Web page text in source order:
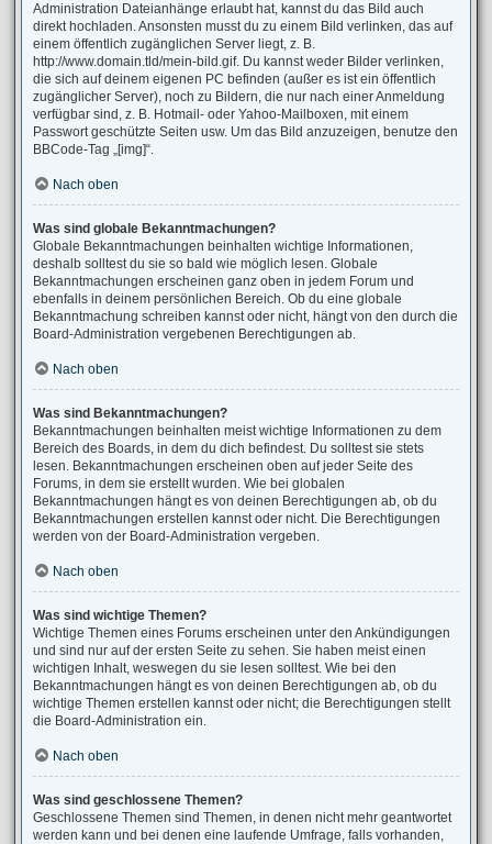
Administration Dateianhänge erlaubt hat, kannst du das Bild auch
direkt hochladen. Ansonsten musst du zu einem Bild verlinken, das auf
einem öffentlich zugänglichen Server liegt, z. B.
http://www.domain.tld/mein-bild.gif. Du kannst weder Bilder verlinken,
die sich auf deinem eigenen PC befinden (außer es ist ein öffentlich
zugänglicher Server), noch zu Bildern, die nur nach einer Anmeldung
verfügbar sind, z. B. Hotmail- oder Yahoo-Mailboxen, mit einem
Passwort geschützte Seiten usw. Um das Bild anzuzeigen, benutze den
BBCode-Tag „[img]“.
Nach oben
Was sind globale Bekanntmachungen?
Globale Bekanntmachungen beinhalten wichtige Informationen,
deshalb solltest du sie so bald wie möglich lesen. Globale
Bekanntmachungen erscheinen ganz oben in jedem Forum und
ebenfalls in deinem persönlichen Bereich. Ob du eine globale
Bekanntmachung schreiben kannst oder nicht, hängt von den durch die
Board-Administration vergebenen Berechtigungen ab.
Nach oben
Was sind Bekanntmachungen?
Bekanntmachungen beinhalten meist wichtige Informationen zu dem
Bereich des Boards, in dem du dich befindest. Du solltest sie stets
lesen. Bekanntmachungen erscheinen oben auf jeder Seite des
Forums, in dem sie erstellt wurden. Wie bei globalen
Bekanntmachungen hängt es von deinen Berechtigungen ab, ob du
Bekanntmachungen erstellen kannst oder nicht. Die Berechtigungen
werden von der Board-Administration vergeben.
Nach oben
Was sind wichtige Themen?
Wichtige Themen eines Forums erscheinen unter den Ankündigungen
und sind nur auf der ersten Seite zu sehen. Sie haben meist einen
wichtigen Inhalt, weswegen du sie lesen solltest. Wie bei den
Bekanntmachungen hängt es von deinen Berechtigungen ab, ob du
wichtige Themen erstellen kannst oder nicht; die Berechtigungen stellt
die Board-Administration ein.
Nach oben
Was sind geschlossene Themen?
Geschlossene Themen sind Themen, in denen nicht mehr geantwortet
werden kann und bei denen eine laufende Umfrage, falls vorhanden,